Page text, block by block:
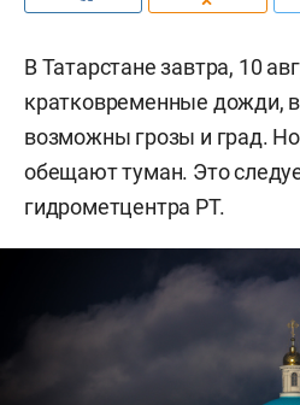
В Татарстане завтра, 10
кратковременные дожди,
возможны грозы и град.
обещают туман. Это
гидрометцентра РТ.